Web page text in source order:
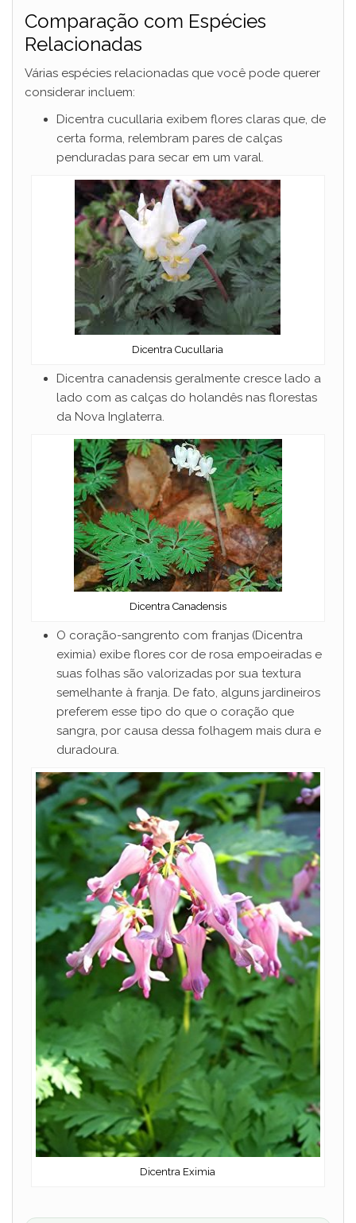
Comparação com Espécies
Relacionadas
Várias espécies relacionadas que você pode querer
considerar incluem:
Dicentra cucullaria exibem flores claras que, de
certa forma, relembram pares de calças
penduradas para secar em um varal.
Dicentra Cucullaria
Dicentra canadensis geralmente cresce lado a
lado com as calças do holandês nas florestas
da Nova Inglaterra.
Dicentra Canadensis
O coração-sangrento com franjas (Dicentra
eximia) exibe flores cor de rosa empoeiradas e
suas folhas são valorizadas por sua textura
semelhante à franja. De fato, alguns jardineiros
preferem esse tipo do que o coração que
sangra, por causa dessa folhagem mais dura e
duradoura.
Dicentra Eximia